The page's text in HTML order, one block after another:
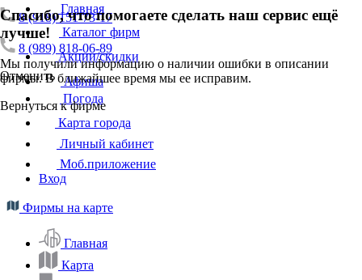
8 (918) 151-73-17
8 (989) 818-06-89
Отменить
Спасибо, что помогаете сделать наш сервис ещё
лучше!
Мы получили информацию о наличии ошибки в описании
фирмы. В ближайшее время мы ее исправим.
Вернуться к фирме
Главная
Каталог фирм
Акции/скидки
Афиша
Погода
Карта города
Личный кабинет
Моб.приложение
Вход
Фирмы на карте
Главная
Карта